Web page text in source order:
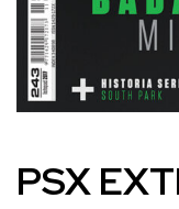
PSX